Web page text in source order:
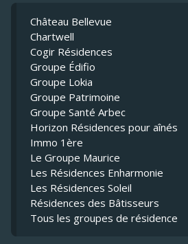
Château Bellevue
Chartwell
Cogir Résidences
Groupe Édifio
Groupe Lokia
Groupe Patrimoine
Groupe Santé Arbec
Horizon Résidences pour aînés
Immo 1ère
Le Groupe Maurice
Les Résidences Enharmonie
Les Résidences Soleil
Résidences des Bâtisseurs
Tous les groupes de résidence